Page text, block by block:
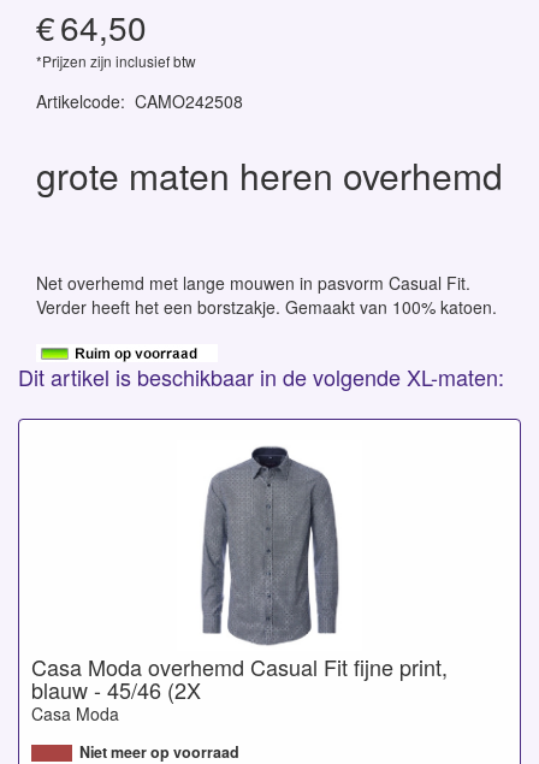
€64,50
*Prijzen zijn inclusief btw
Artikelcode: CAMO242508
grote maten heren overhemd
Net overhemd met lange mouwen in pasvorm Casual Fit.
Verder heeft het een borstzakje. Gemaakt van 100% katoen.
Dit artikel is beschikbaar in de volgende XL-maten:
Casa Moda overhemd Casual Fit fijne print,
blauw - 45/46 (2X
Casa Moda
Niet meer op voorraad